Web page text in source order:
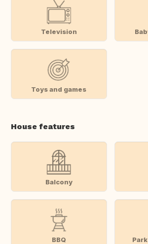
Television
Toys and games
House features
Balcony
BBQ